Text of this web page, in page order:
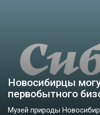
Новосибирцы
первобытного
Музей природы